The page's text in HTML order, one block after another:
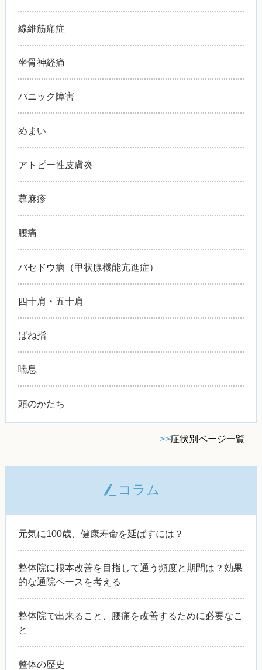
線維筋痛症
坐骨神経痛
パニック障害
めまい
アトピー性皮膚炎
蕁麻疹
腰痛
バセドウ病（甲状腺機能亢進症）
四十肩・五十肩
ばね指
喘息
頭のかたち
>>症状別ページ一覧
コラム
元気に100歳、健康寿命を延ばすには？
整体院に根本改善を目指して通う頻度と期間は？効果
的な通院ペースを考える
整体院で出来ること、腰痛を改善するために必要なこ
と
整体の歴史